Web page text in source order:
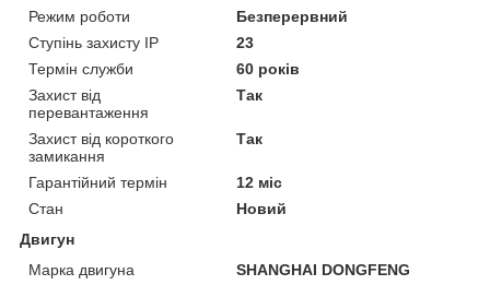
Режим роботи
Безперервний
Ступінь захисту IP
23
Термін служби
60 років
Захист від
перевантаження
Так
Захист від короткого
замикання
Так
Гарантійний термін
12 міс
Стан
Новий
Двигун
Марка двигуна
SHANGHAI DONGFENG